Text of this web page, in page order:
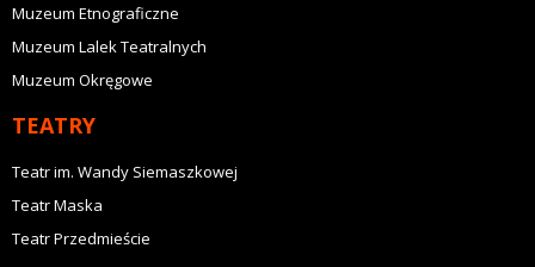
Muzeum Etnograficzne
Muzeum Lalek Teatralnych
Muzeum Okręgowe
TEATRY
Teatr im. Wandy Siemaszkowej
Teatr Maska
Teatr Przedmieście